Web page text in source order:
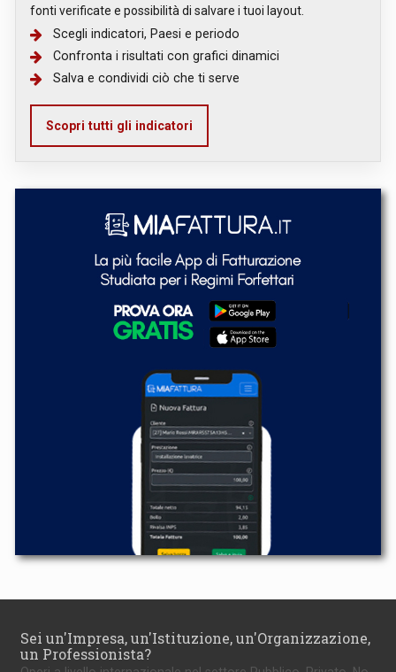
fonti verificate e possibilità di salvare i tuoi layout.
Scegli indicatori, Paesi e periodo
Confronta i risultati con grafici dinamici
Salva e condividi ciò che ti serve
Scopri tutti gli indicatori
Sei un'Impresa, un'Istituzione, un'Organizzazione,
un Professionista?